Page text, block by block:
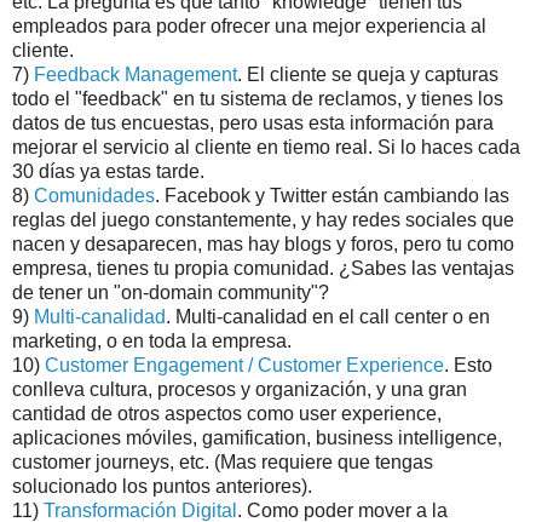
empleados para poder ofrecer una mejor experiencia al
cliente.
7) Feedback Management. El cliente se queja y capturas
todo el "feedback" en tu sistema de reclamos, y tienes los
datos de tus encuestas, pero usas esta información para
mejorar el servicio al cliente en tiemo real. Si lo haces cada
30 días ya estas tarde.
8) Comunidades. Facebook y Twitter están cambiando las
reglas del juego constantemente, y hay redes sociales que
nacen y desaparecen, mas hay blogs y foros, pero tu como
empresa, tienes tu propia comunidad. ¿Sabes las ventajas
de tener un "on-domain community"?
9) Multi-canalidad. Multi-canalidad en el call center o en
marketing, o en toda la empresa.
10) Customer Engagement / Customer Experience. Esto
conlleva cultura, procesos y organización, y una gran
cantidad de otros aspectos como user experience,
aplicaciones móviles, gamification, business intelligence,
customer journeys, etc. (Mas requiere que tengas
solucionado los puntos anteriores).
11) Transformación Digital . Como poder mover a la